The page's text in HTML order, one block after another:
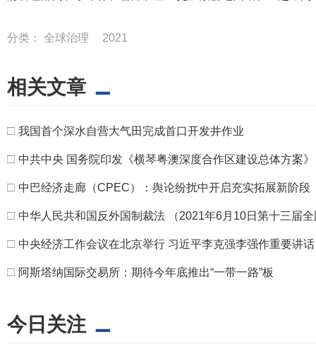
分类： 全球治理 2021
相关文章
□ ​我国首个深水自营大气田完成首口开发井作业
□ 中共中央 国务院印发《横琴粤澳深度合作区建设总体方案》
□ 中巴经济走廊（CPEC）：舆论纷扰中开启充实拓展新阶段
□ 中华人民共和国反外国制裁法 （2021年6月10日第十三届
□ 中央经济工作会议在北京举行 习近平李克强李强作重要讲
□ 阿斯塔纳国际交易所：期待今年底推出“一带一路”板
今日关注